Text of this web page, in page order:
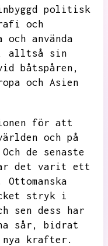
politisk
och
använda
alltså sin
båtspåren,
och Asien
för att
och på
Och de senaste
det varit ett
Ottomanska
stryk i
sen dess har
sår,
bidrat
krafter.